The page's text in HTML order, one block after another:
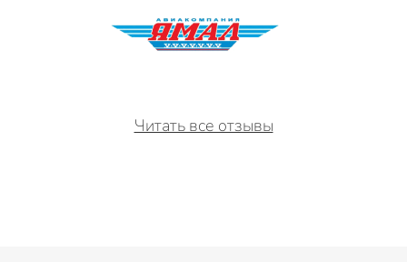
Читать все отзывы